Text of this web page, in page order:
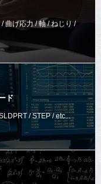
曲げ応力 / 軸 / ねじり /
ド
/ STEP / etc...